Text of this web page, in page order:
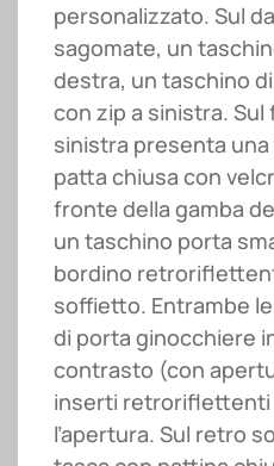
personalizzato. Sul
sagomate, un
destra, un taschino
con zip a sinistra.
sinistra presenta
patta chiusa con
fronte della gamba
un taschino porta
bordino
soffietto. Entrambe
di porta ginocchiere
contrasto (con
inserti retroriflettenti
l’apertura. Sul retro